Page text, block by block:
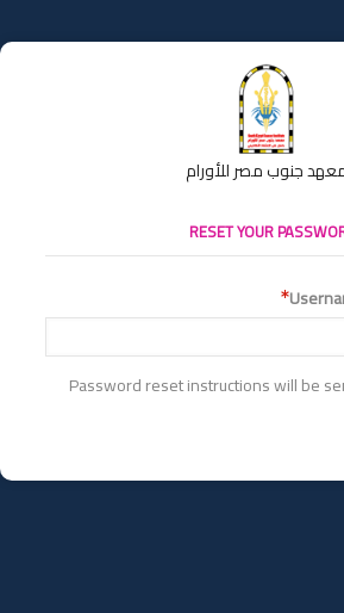
جنوب مصر للأورام
RESET YOUR
Password reset instructions will be